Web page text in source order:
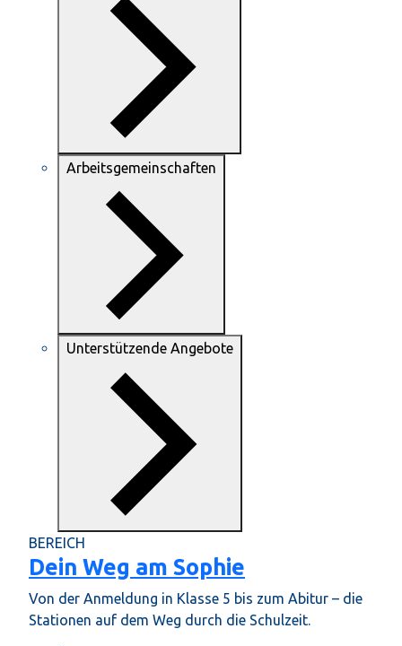
Arbeitsgemeinschaften
Unterstützende Angebote
BEREICH
Dein Weg am Sophie
Von der Anmeldung in Klasse 5 bis zum Abitur – die
Stationen auf dem Weg durch die Schulzeit.